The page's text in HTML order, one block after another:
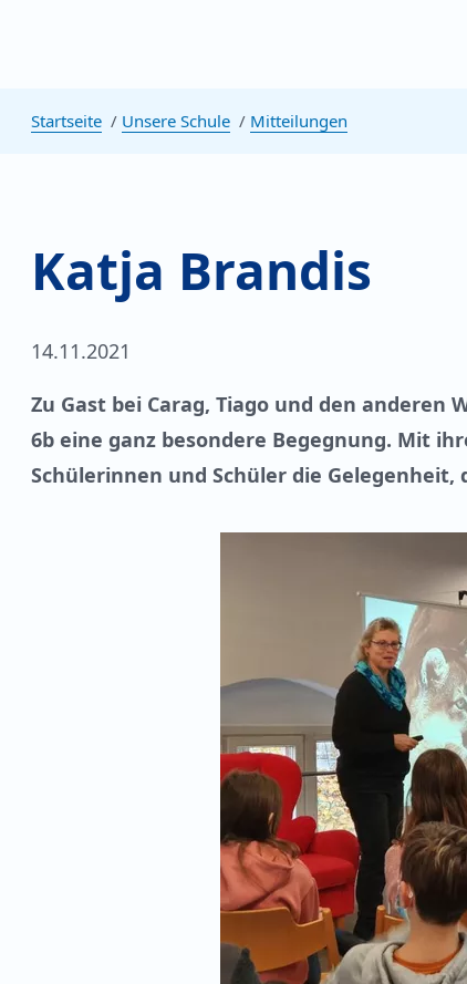
Startseite Unsere Schule Mitteilungen
Katja Brandis
14.11.2021
Zu Gast bei Carag, Tiago und den anderen
6b eine ganz besondere Begegnung. Mit
Schülerinnen und Schüler die